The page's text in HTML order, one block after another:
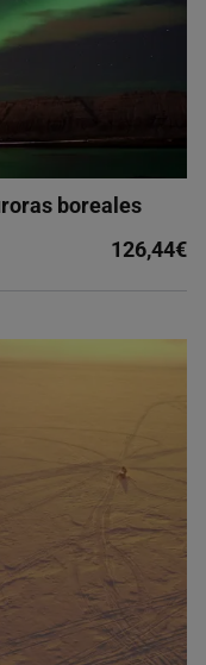
boreales
126,44€